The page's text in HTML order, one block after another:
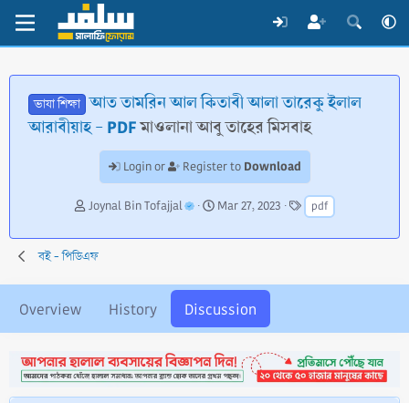
ভাষা শিক্ষা আত তামরিন আল কিতাবী আলা তারেকু ইলাল
আরাবীয়াহ - PDFমাওলানা আবু তাহের মিসবাহ
Login or Register to Download
T
r
e
d
r
t
e
Joynal Bin Tofajjal
S
a
d
a
t
Mar 27, 2023
T
a
g
pdf
বই - পিডিএফ
Overview History Discussion